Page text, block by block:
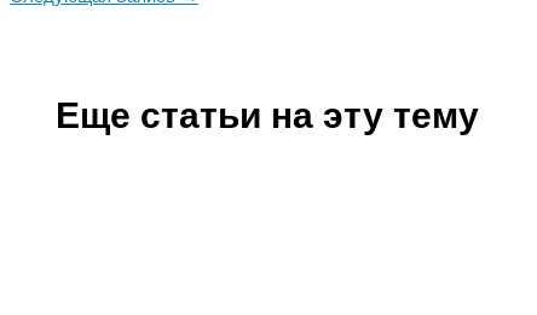
Еще статьи на эту тему